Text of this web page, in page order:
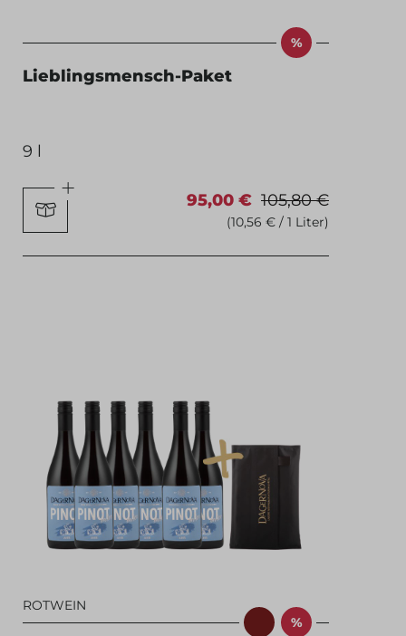
%
Lieblingsmensch-Paket
9 l
95,00 € 105,80 €
(10,56 € / 1 Liter)
ROTWEIN
%